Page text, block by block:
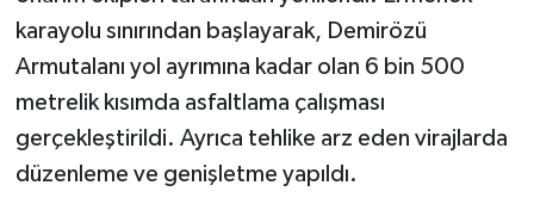
karayolu sınırından başlayarak, Demirözü
Armutalanı yol ayrımına kadar olan 6 bin 500
metrelik kısımda asfaltlama çalışması
gerçekleştirildi. Ayrıca tehlike arz eden virajlarda
düzenleme ve genişletme yapıldı.